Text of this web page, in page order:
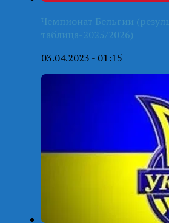
Чемпионат Бельгии
таблица-2025/2026)
03.04.2023 - 01:15